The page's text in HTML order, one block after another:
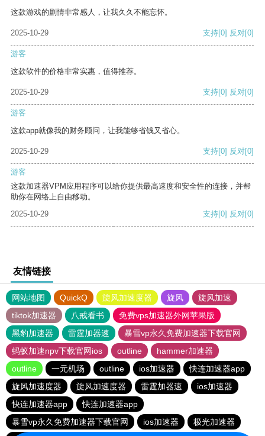
这款游戏的剧情非常感人，让我久久不能忘怀。
2025-10-29 支持[0] 反对[0]
游客
这款软件的价格非常实惠，值得推荐。
2025-10-29 支持[0] 反对[0]
游客
这款app就像我的财务顾问，让我能够省钱又省心。
2025-10-29 支持[0] 反对[0]
游客
这款加速器VPM应用程序可以给你提供最高速度和安全性的连接，并帮
助你在网络上自由移动。
2025-10-29
支持[0] 反对[0]
友情链接
网站地图 QuickQ 旋风加速度器 旋风
旋风加速
tiktok加速器
八戒看书
免费vps加速器外网苹果版
黑豹加速器
雷霆加器速
暴雪vp永久免费加速器下载官网
蚂蚁加速npv下载官网ios
outline
hammer加速器
outline
一元机场 outline ios加速器
快连加速器app
旋风加速度器
旋风加速度器 雷霆加器速
ios加速器
快连加速器app
快连加速器app
暴雪vp永久免费加速器下载官网
ios加速器
极光加速器